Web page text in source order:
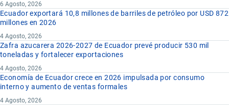
6 Agosto, 2026
Ecuador exportará 10,8 millones de barriles de petróleo por USD 872
millones en 2026
4 Agosto, 2026
Zafra azucarera 2026-2027 de Ecuador prevé producir 530 mil
toneladas y fortalecer exportaciones
4 Agosto, 2026
Economía de Ecuador crece en 2026 impulsada por consumo
interno y aumento de ventas formales
4 Agosto, 2026